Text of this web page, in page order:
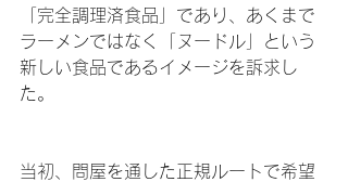
「完全調理済食品」であり、あくまで
ラーメンではなく「ヌードル」という
新しい食品であるイメージを訴求し
た。
当初、問屋を通した正規ルートで希望